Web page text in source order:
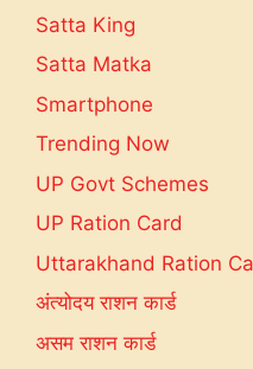
Satta King
Satta Matka
Smartphone
Trending Now
UP Govt Schemes
UP Ration Card
Uttarakhand Ration
अंत्योदय राशन कार्ड
असम राशन कार्ड